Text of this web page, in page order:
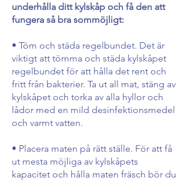
underhålla ditt kylskåp och få den att
fungera så bra sommöjligt:
• Töm och städa regelbundet. Det är
viktigt att tömma och städa kylskåpet
regelbundet för att hålla det rent och
fritt från bakterier. Ta ut all mat, stäng av
kylskåpet och torka av alla hyllor och
lådor med en mild desinfektionsmedel
och varmt vatten.
• Placera maten på rätt ställe. För att få
ut mesta möjliga av kylskåpets
kapacitet och hålla maten fräsch bör du